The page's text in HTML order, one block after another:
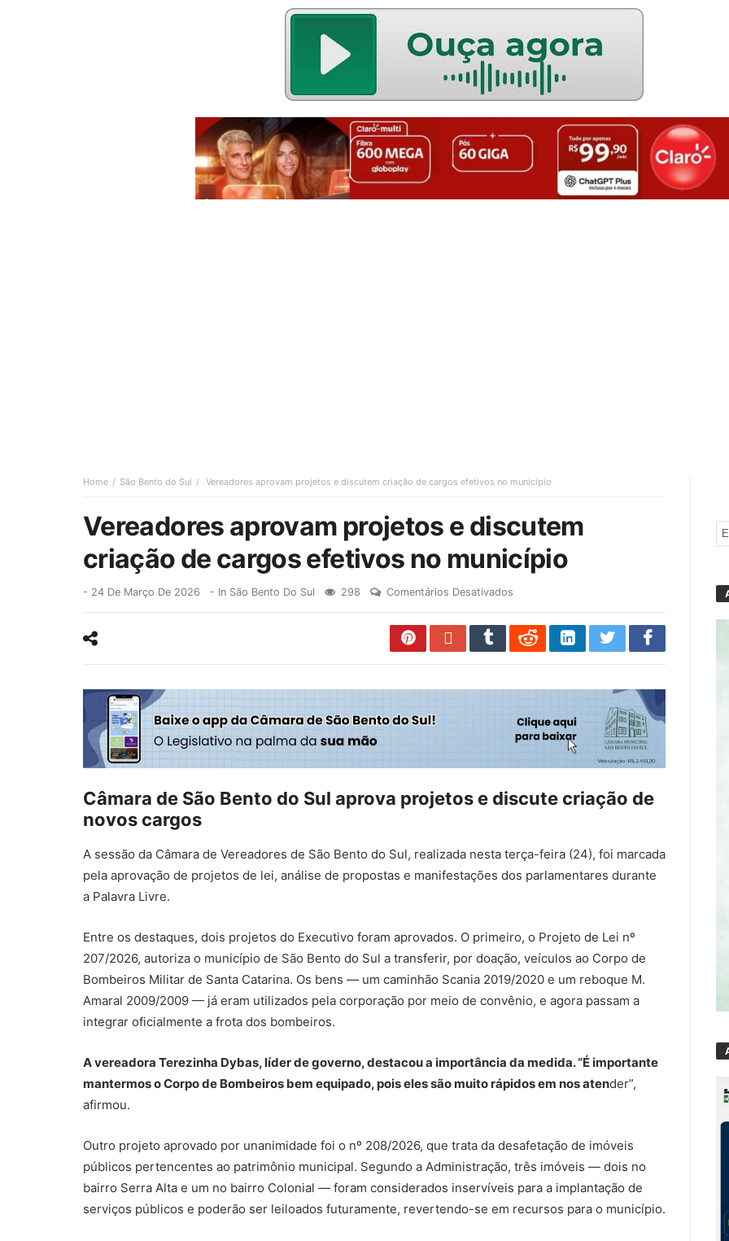
Home São Bento do Sul Vereadores aprovam projetos e discutem criação de cargos efetivos no município
Vereadores aprovam projetos e discutem
criação de cargos efetivos no município
- 24 De Março De 2026 - In São Bento Do Sul 298 Comentários Desativados
Câmara de São Bento do Sul aprova projetos e discute criação de
novos cargos
A sessão da Câmara de Vereadores de São Bento do Sul, realizada nesta terça-feira (24), foi marcada
pela aprovação de projetos de lei, análise de propostas e manifestações dos parlamentares durante
a Palavra Livre.
Entre os destaques, dois projetos do Executivo foram aprovados. O primeiro, o Projeto de Lei nº
207/2026, autoriza o município de São Bento do Sul a transferir, por doação, veículos ao Corpo de
Bombeiros Militar de Santa Catarina. Os bens — um caminhão Scania 2019/2020 e um reboque M.
Amaral 2009/2009 — já eram utilizados pela corporação por meio de convênio, e agora passam a
integrar oficialmente a frota dos bombeiros.
A vereadora Terezinha Dybas, líder de governo, destacou a importância da medida. “É importante
mantermos o Corpo de Bombeiros bem equipado, pois eles são muito rápidos em nos atender”,
afirmou.
Outro projeto aprovado por unanimidade foi o nº 208/2026, que trata da desafetação de imóveis
públicos pertencentes ao patrimônio municipal. Segundo a Administração, três imóveis — dois no
bairro Serra Alta e um no bairro Colonial — foram considerados inservíveis para a implantação de
serviços públicos e poderão ser leiloados futuramente, revertendo-se em recursos para o município.